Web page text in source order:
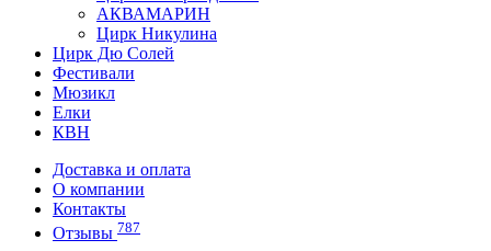
АКВАМАРИН
Цирк Никулина
Цирк Дю Солей
Фестивали
Мюзикл
Елки
КВН
Доставка и оплата
О компании
Контакты
Отзывы 787